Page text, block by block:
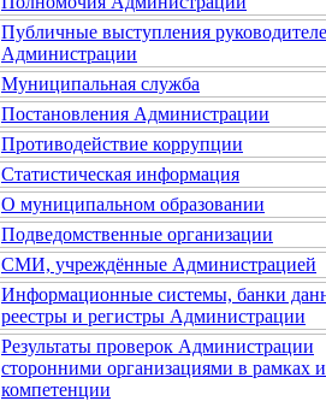
Публичные выступления
Администрации
Муниципальная служба
Постановления Администрации
Противодействие коррупции
Статистическая информация
О муниципальном образовании
Подведомственные организации
СМИ, учреждённые Администрацией
Информационные системы, банки
реестры и регистры Администрации
Результаты проверок Администрации
сторонними организациями в рамках
компетенции